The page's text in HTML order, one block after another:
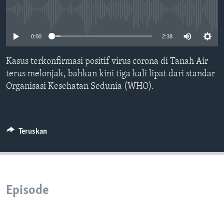
Bahasa-bahasa
0:00 2:38
Kasus terkonfirmasi positif virus corona di Tanah Air
terus melonjak, bahkan kini tiga kali lipat dari standar
Organisasi Kesehatan Sedunia (WHO).
Teruskan
Episode